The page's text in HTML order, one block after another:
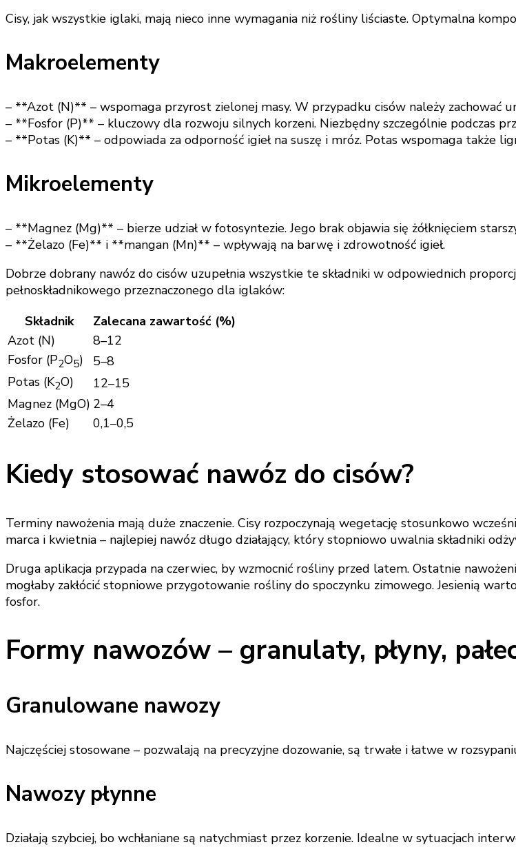
Cisy, jak wszystkie iglaki, mają nieco inne wymagania niż rośliny liściaste. Optymalna
Makroelementy
– **Azot (N)** – wspomaga przyrost zielonej masy. W przypadku cisów należy zachować
– **Fosfor (P)** – kluczowy dla rozwoju silnych korzeni. Niezbędny szczególnie podczas
– **Potas (K)** – odpowiada za odporność igieł na suszę i mróz. Potas wspomaga także
Mikroelementy
– **Magnez (Mg)** – bierze udział w fotosyntezie. Jego brak objawia się żółknięciem
– **Żelazo (Fe)** i **mangan (Mn)** – wpływają na barwę i zdrowotność igieł.
Dobrze dobrany nawóz do cisów uzupełnia wszystkie te składniki w odpowiednich
pełnoskładnikowego przeznaczonego dla iglaków:
Składnik
Zalecana zawartość (%)
Azot (N)
8–12
Fosfor (P2O5)
5–8
Potas (K2O)
12–15
Magnez (MgO) 2–4
Żelazo (Fe)
0,1–0,5
Kiedy stosować nawóz do cisów?
Terminy nawożenia mają duże znaczenie. Cisy rozpoczynają wegetację stosunkowo
marca i kwietnia – najlepiej nawóz długo działający, który stopniowo uwalnia składniki
Druga aplikacja przypada na czerwiec, by wzmocnić rośliny przed latem. Ostatnie
mogłaby zakłócić stopniowe przygotowanie rośliny do spoczynku zimowego. Jesienią
fosfor.
Formy nawozów – granulaty, płyny,
Granulowane nawozy
Najczęściej stosowane – pozwalają na precyzyjne dozowanie, są trwałe i łatwe w
Nawozy płynne
Działają szybciej, bo wchłaniane są natychmiast przez korzenie. Idealne w sytuacjach